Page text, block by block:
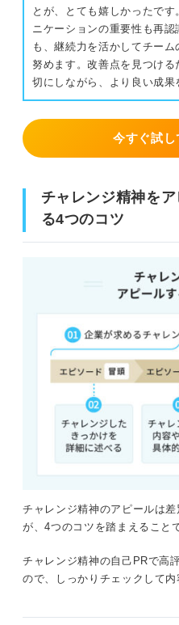
とが、とても嬉しかったで
ニケーションの重要性も再
も、継続力を活かしてチー
努めます。改善点を見つけ
切にしながら、より良い成果
今すぐ試
チャレンジ精神を
る4つのコツ
チャレンジ精神のアピールは
が、4つのコツを踏まえること
チャレンジ精神の自己PRで高
ので、しっかりチェックして内